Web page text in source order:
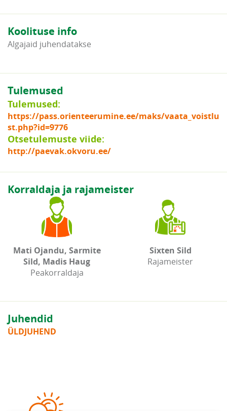
Koolituse info
Algajaid juhendatakse
Tulemused
Tulemused:
https://pass.orienteerumine.ee/maks/vaata_voistlu
st.php?id=9776
Otsetulemuste viide:
http://paevak.okvoru.ee/
Korraldaja ja rajameister
Mati Ojandu, Sarmite
Sild, Madis Haug
Peakorraldaja
Sixten Sild
Rajameister
Juhendid
ÜLDJUHEND